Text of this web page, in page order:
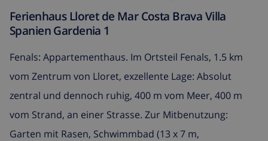
Ferienhaus Lloret de Mar Costa Brava Villa
Spanien Gardenia 1
Fenals: Appartementhaus. Im Ortsteil Fenals, 1.5 km
vom Zentrum von Lloret, exzellente Lage: Absolut
zentral und dennoch ruhig, 400 m vom Meer, 400 m
vom Strand, an einer Strasse. Zur Mitbenutzung:
Garten mit Rasen, Schwimmbad (13 x 7 m,